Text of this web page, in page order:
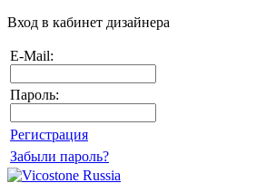
Вход в кабинет дизайнера
E-Mail:
Пароль:
Регистрация
Забыли пароль?